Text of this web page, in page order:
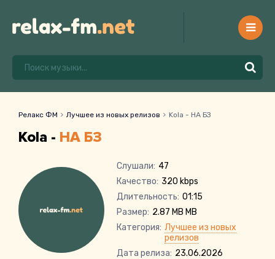
Релакс ФМ Лучшее из новых релизов Kola - НА БЗ
Kola - НА БЗ
Слушали: 47
Качество: 320 kbps
Длительность: 01:15
Размер: 2.87 MB MB
Категория: Лучшее из новых
релизов
Дата релиза: 23.06.2026